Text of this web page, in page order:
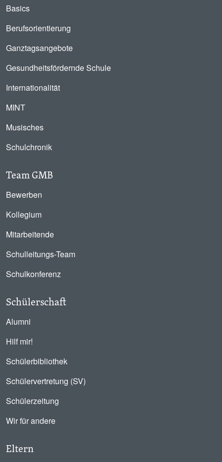
Basics
Berufsorientierung
Ganztagsangebote
Gesundheitsfördernde Schule
Internationalität
MINT
Musisches
Schulchronik
Team GMB
Bewerben
Kollegium
Mitarbeitende
Schulleitungs-Team
Schulkonferenz
Schülerschaft
Alumni
Hilf mir!
Schülerbibliothek
Schülervertretung (SV)
Schülerzeitung
Wir für andere
Eltern